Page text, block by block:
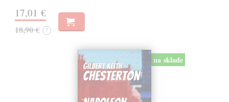
17,01 €
18,90 € ?
na sklade